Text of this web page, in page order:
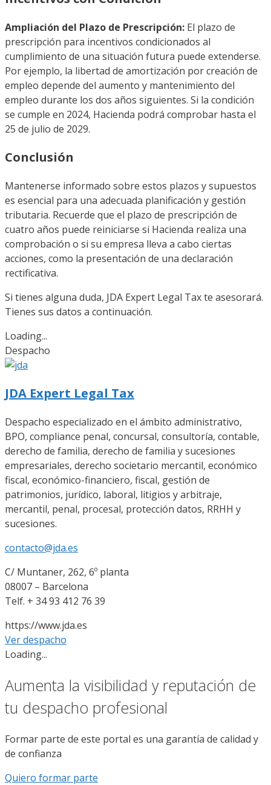
Ampliación del Plazo de Prescripción: El plazo de
prescripción para incentivos condicionados al
cumplimiento de una situación futura puede extenderse.
Por ejemplo, la libertad de amortización por creación de
empleo depende del aumento y mantenimiento del
empleo durante los dos años siguientes. Si la condición
se cumple en 2024, Hacienda podrá comprobar hasta el
25 de julio de 2029.
Conclusión
Mantenerse informado sobre estos plazos y supuestos
es esencial para una adecuada planificación y gestión
tributaria. Recuerde que el plazo de prescripción de
cuatro años puede reiniciarse si Hacienda realiza una
comprobación o si su empresa lleva a cabo ciertas
acciones, como la presentación de una declaración
rectificativa.
Si tienes alguna duda, JDA Expert Legal Tax te asesorará.
Tienes sus datos a continuación.
Loading...
Despacho
JDA Expert Legal Tax
Despacho especializado en el ámbito administrativo,
BPO, compliance penal, concursal, consultoría, contable,
derecho de familia, derecho de familia y sucesiones
empresariales, derecho societario mercantil, económico
fiscal, económico-financiero, fiscal, gestión de
patrimonios, jurídico, laboral, litigios y arbitraje,
mercantil, penal, procesal, protección datos, RRHH y
sucesiones.
contacto@jda.es
C/ Muntaner, 262, 6º planta
08007 – Barcelona
Telf. + 34 93 412 76 39
https://www.jda.es
Ver despacho
Loading...
Aumenta la visibilidad y reputación de
tu despacho profesional
Formar parte de este portal es una garantía de calidad y
de confianza
Quiero formar parte